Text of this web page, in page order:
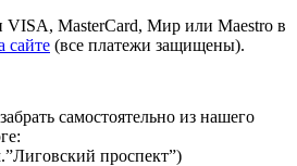
MasterCard, Мир или Maestro в
сайте (все платежи защищены).
самостоятельно из нашего
проспект”)